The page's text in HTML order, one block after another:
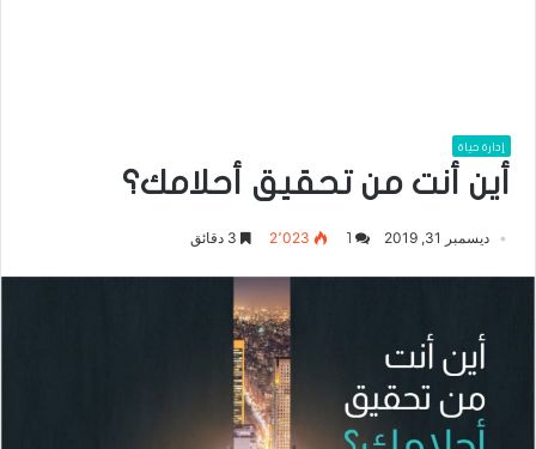
إدارة حياة
أين أنت من تحقيق أحلامك؟
ديسمبر 31, 2019 2٬023